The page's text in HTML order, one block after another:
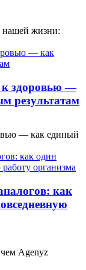
нашей жизни:
к здоровью —
результатам
— как единый
как
Agenyz